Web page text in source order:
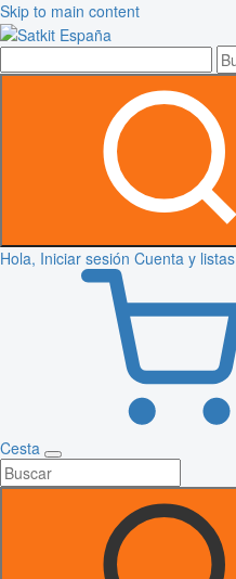
Skip to main content
Hola, Iniciar sesión Cuenta y listas
Cesta